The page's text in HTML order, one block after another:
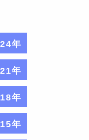
年
年
年
年